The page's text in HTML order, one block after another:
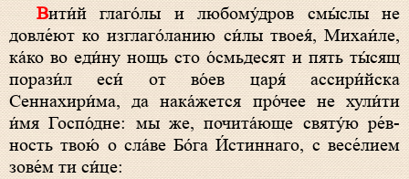
Вити́й гла­го́­лы и любому́дров смы́слы не
довле́ют ко изглаго́ланию си́­лы твоея́, Михаи́ле,
ка́­ко во еди́ну нощь сто о́смьдесят и пять ты́сящ
порази́л еси́ от во́ев ца­ря́ ассири́йска
Сеннахири́ма, да нака́жется про́чее не хули́ти
и́мя Госпо́дне: мы же, почита́юще свя­ту́ю ре́в­
ность твою́ о сла́­ве Бо́­га И́с­тин­на­го, с ве­се́­ли­ем
зо­ве́м ти си́­це: